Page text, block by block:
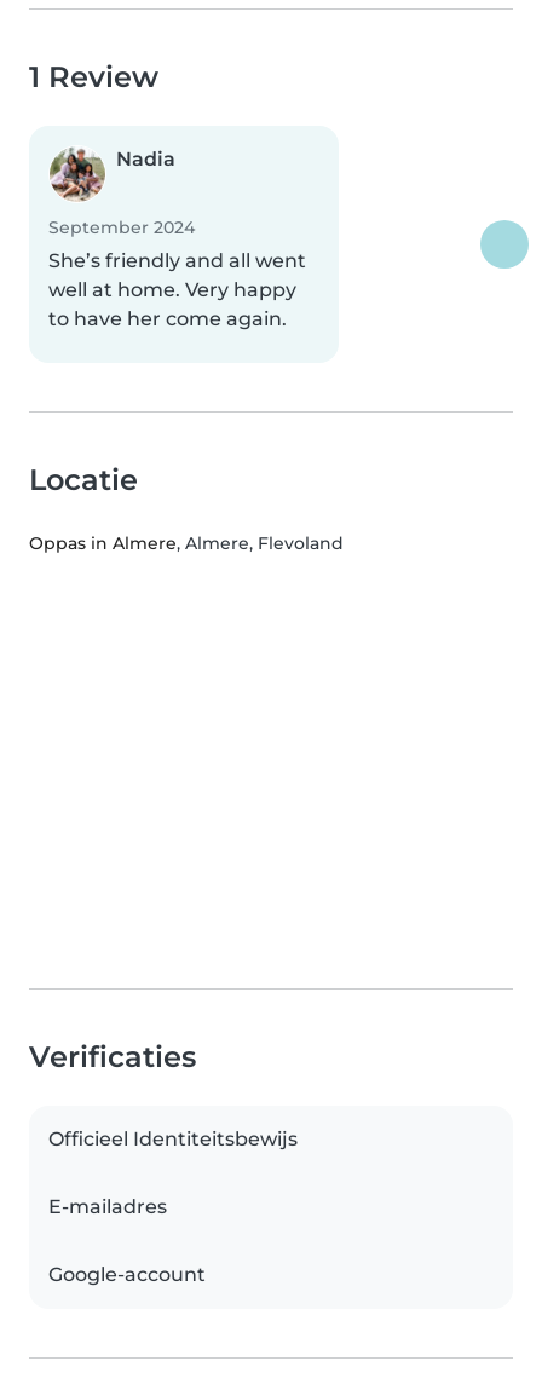
1 Review
Nadia
September 2024
She’s friendly and all went
well at home. Very happy
to have her come again.
Locatie
Oppas in Almere, Almere, Flevoland
Verificaties
Officieel Identiteitsbewijs
E-mailadres
Google-account